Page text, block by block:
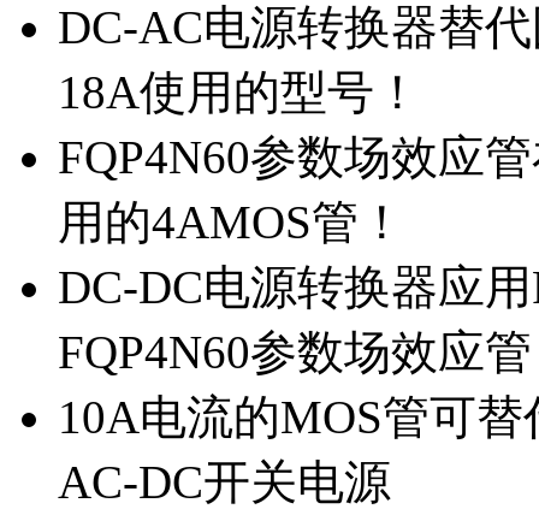
DC-AC电源转换器替
18A使用的型号！
FQP4N60参数场效应
用的4AMOS管！
DC-DC电源转换器应
FQP4N60参数场效应
10A电流的MOS管可
AC-DC开关电源